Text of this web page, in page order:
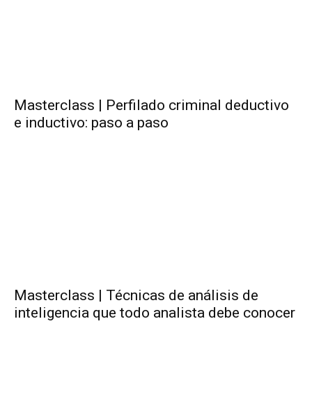
Masterclass | Perfilado criminal deductivo
e inductivo: paso a paso
Masterclass | Técnicas de análisis de
inteligencia que todo analista debe conocer